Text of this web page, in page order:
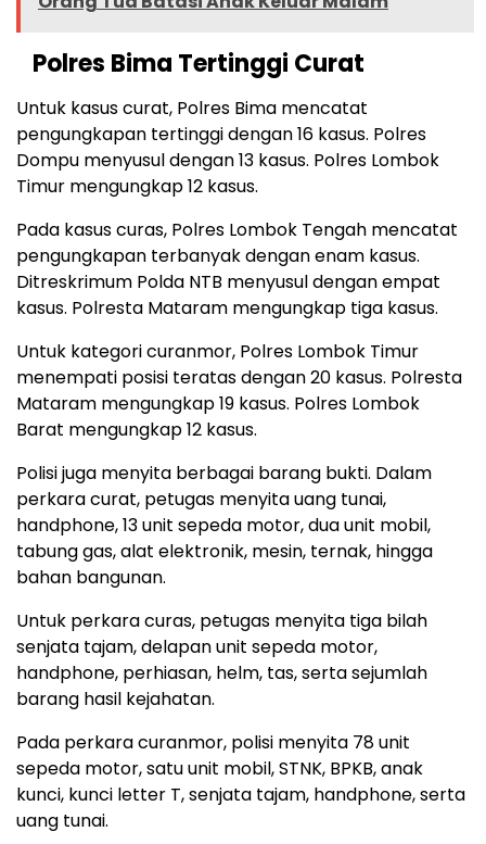
Polres Bima Tertinggi Curat
Untuk kasus curat, Polres Bima mencatat
pengungkapan tertinggi dengan 16 kasus. Polres
Dompu menyusul dengan 13 kasus. Polres Lombok
Timur mengungkap 12 kasus.
Pada kasus curas, Polres Lombok Tengah mencatat
pengungkapan terbanyak dengan enam kasus.
Ditreskrimum Polda NTB menyusul dengan empat
kasus. Polresta Mataram mengungkap tiga kasus.
Untuk kategori curanmor, Polres Lombok Timur
menempati posisi teratas dengan 20 kasus. Polresta
Mataram mengungkap 19 kasus. Polres Lombok
Barat mengungkap 12 kasus.
Polisi juga menyita berbagai barang bukti. Dalam
perkara curat, petugas menyita uang tunai,
handphone, 13 unit sepeda motor, dua unit mobil,
tabung gas, alat elektronik, mesin, ternak, hingga
bahan bangunan.
Untuk perkara curas, petugas menyita tiga bilah
senjata tajam, delapan unit sepeda motor,
handphone, perhiasan, helm, tas, serta sejumlah
barang hasil kejahatan.
Pada perkara curanmor, polisi menyita 78 unit
sepeda motor, satu unit mobil, STNK, BPKB, anak
kunci, kunci letter T, senjata tajam, handphone, serta
uang tunai.